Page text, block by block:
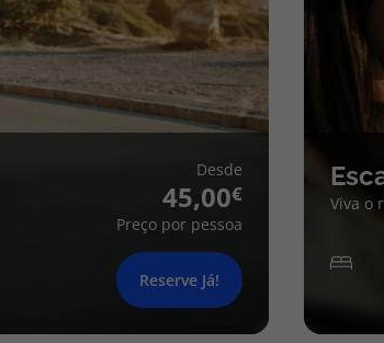
Desde
45,00
Preço por pessoa
Reserve Já!
Viva o